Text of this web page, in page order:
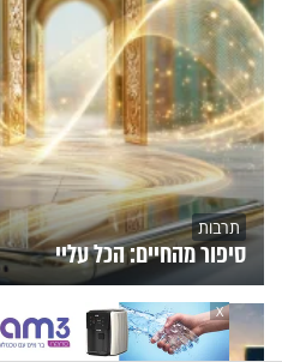
תרבות
סיפור מהחיים: הכל עליי
X